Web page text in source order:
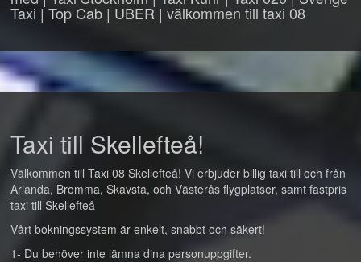
Taxi | Top Cab | UBER | välkommen till taxi 08
Taxi till Skellefteå!
Välkommen till Taxi 08 Skellefteå! Vi erbjuder billig taxi till och från
Arlanda, Bromma, Skavsta, och Västerås flygplatser, samt fastpris
taxi till Skellefteå
Vårt bokningssystem är enkelt, snabbt och säkert!
1- Du behöver inte lämna dina personuppgifter.